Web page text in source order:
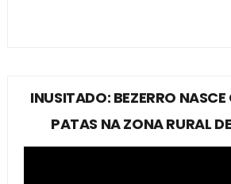
INUSITADO: BEZERRO
PATAS NA ZONA RURAL